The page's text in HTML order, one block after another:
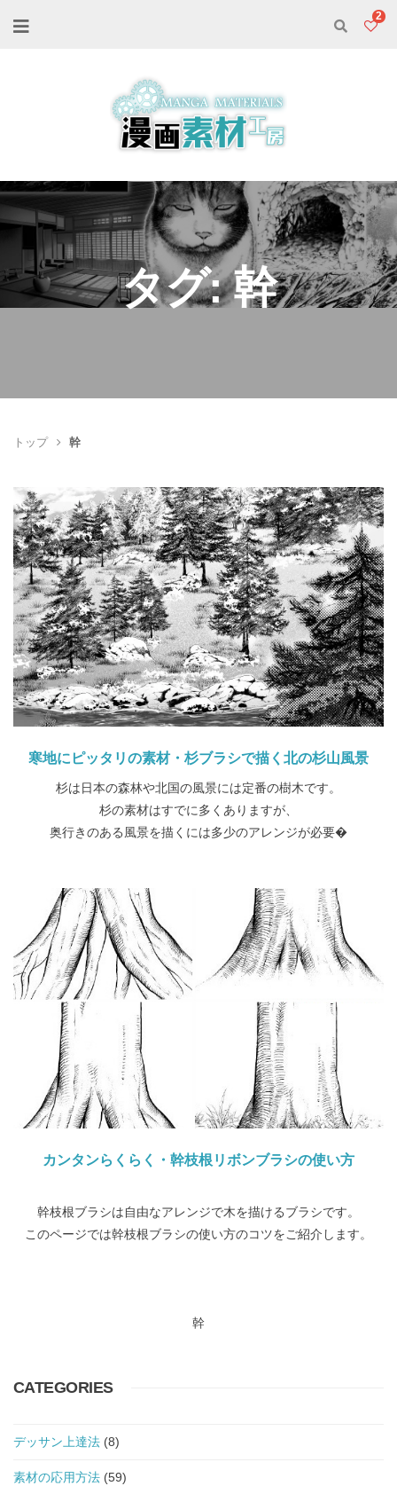
2
タグ:幹
トップ 幹
寒地にピッタリの素材・杉ブラシで描く北の杉山風景
杉は日本の森林や北国の風景には定番の樹木です。
杉の素材はすでに多くありますが、
奥行きのある風景を描くには多少のアレンジが必要�
カンタンらくらく・幹枝根リボンブラシの使い方
幹枝根ブラシは自由なアレンジで木を描けるブラシです。
このページでは幹枝根ブラシの使い方のコツをご紹介します。
幹
CATEGORIES
デッサン上達法 (8)
素材の応用方法 (59)